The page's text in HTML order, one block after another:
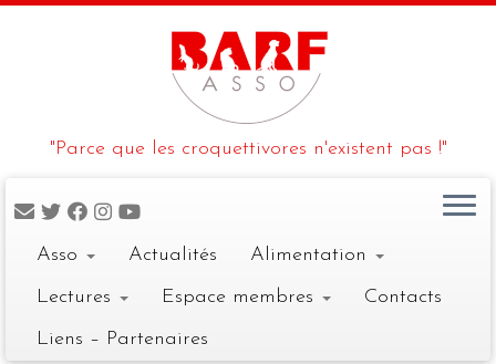
"Parce que les croquettivores n'existent pas !"
Asso Actualités
Alimentation
Lectures
Espace membres
Contacts
Liens – Partenaires